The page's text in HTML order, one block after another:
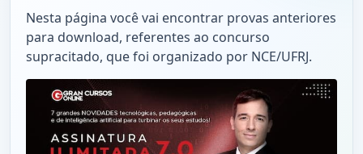
Nesta página você vai encontrar provas anteriores
para download, referentes ao concurso
supracitado, que foi organizado por NCE/UFRJ.